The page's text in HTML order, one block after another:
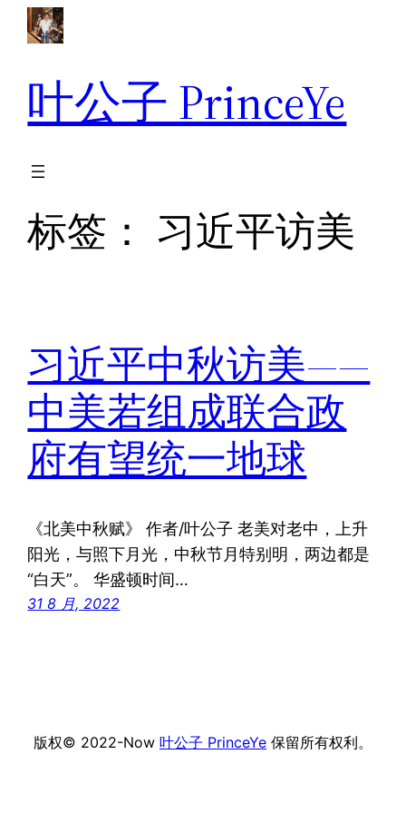
叶公子 PrinceYe
标签： 习近平访美
习近平中秋访美——
中美若组成联合政
府有望统一地球
《北美中秋赋》 作者/叶公子 老美对老中，上升
阳光，与照下月光，中秋节月特别明，两边都是
“白天”。 华盛顿时间…
31 8 月, 2022
版权© 2022-Now 叶公子 PrinceYe 保留所有权利。